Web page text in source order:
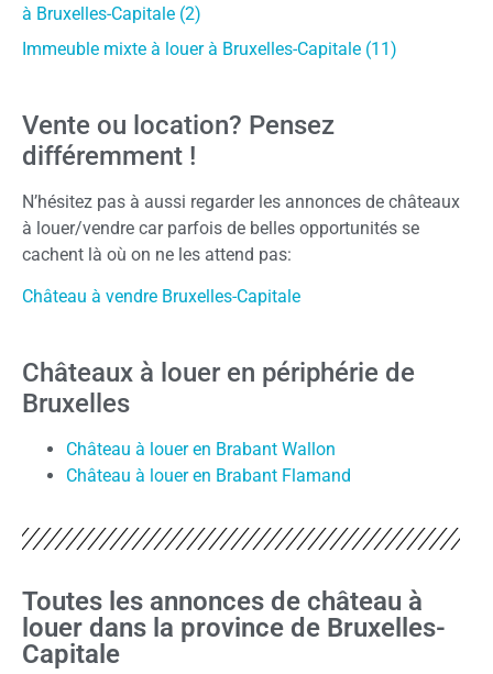
à Bruxelles-Capitale (2)
Immeuble mixte à louer à Bruxelles-Capitale (11)
Vente ou location? Pensez
différemment !
N’hésitez pas à aussi regarder les annonces de châteaux
à louer/vendre car parfois de belles opportunités se
cachent là où on ne les attend pas:
Château à vendre Bruxelles-Capitale
Châteaux à louer en périphérie de
Bruxelles
Château à louer en Brabant Wallon
Château à louer en Brabant Flamand
Toutes les annonces de château à
louer dans la province de Bruxelles-
Capitale